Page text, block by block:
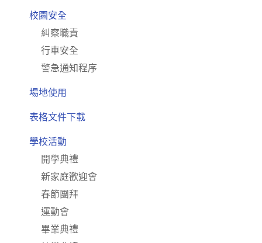
校園安全
糾察職責
行車安全
警急通知程序
場地使用
表格文件下載
學校活動
開學典禮
新家庭歡迎會
春節團拜
運動會
畢業典禮